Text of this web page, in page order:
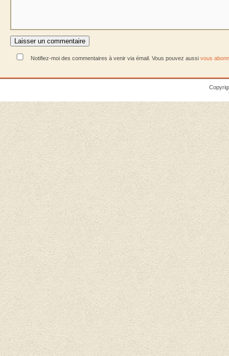
Notifiez-moi des commentaires à venir via émail. Vous pouvez aussi vous